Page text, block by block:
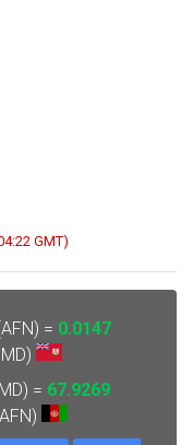
GMT)
= 0.0147
= 67.9269